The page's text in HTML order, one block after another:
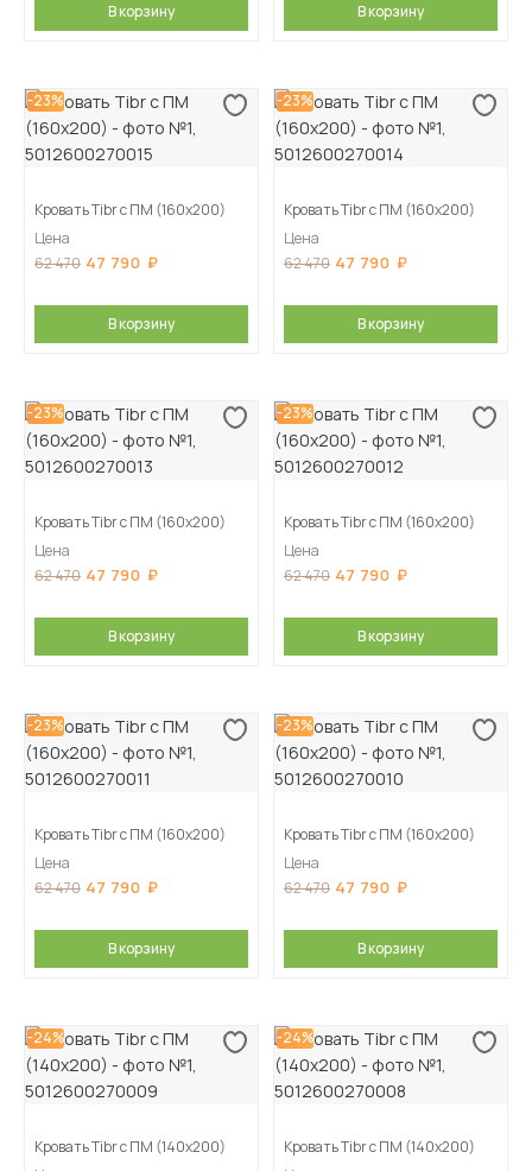
В корзину В корзину
-23%
Кровать Tibr с ПМ (160х200)
Цена
62 470 47 790
В корзину
-23%
Кровать Tibr с ПМ (160х200)
Цена
62 470 47 790
В корзину
-23%
Кровать Tibr с ПМ (160х200)
Цена
62 470 47 790
В корзину
-23%
Кровать Tibr с ПМ (160х200)
Цена
62 470 47 790
В корзину
-23%
Кровать Tibr с ПМ (160х200)
Цена
62 470 47 790
В корзину
-23%
Кровать Tibr с ПМ (160х200)
Цена
62 470 47 790
В корзину
-24%
Кровать Tibr с ПМ (140х200)
-24%
Кровать Tibr с ПМ (140х200)